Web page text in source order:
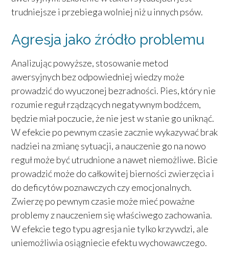
trudniejsze i przebiega wolniej niż u innych psów.
Agresja jako źródło problemu
Analizując powyższe, stosowanie metod
awersyjnych bez odpowiedniej wiedzy może
prowadzić do wyuczonej bezradności. Pies, który nie
rozumie reguł rządzących negatywnym bodźcem,
będzie miał poczucie, że nie jest w stanie go uniknąć.
W efekcie po pewnym czasie zacznie wykazywać brak
nadziei na zmianę sytuacji, a nauczenie go na nowo
reguł może być utrudnione a nawet niemożliwe. Bicie
prowadzić może do całkowitej bierności zwierzęcia i
do deficytów poznawczych czy emocjonalnych.
Zwierzę po pewnym czasie może mieć poważne
problemy z nauczeniem się właściwego zachowania.
W efekcie tego typu agresja nie tylko krzywdzi, ale
uniemożliwia osiągniecie efektu wychowawczego.